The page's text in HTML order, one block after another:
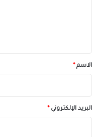
*الاسم*
البريد الإلكتروني*